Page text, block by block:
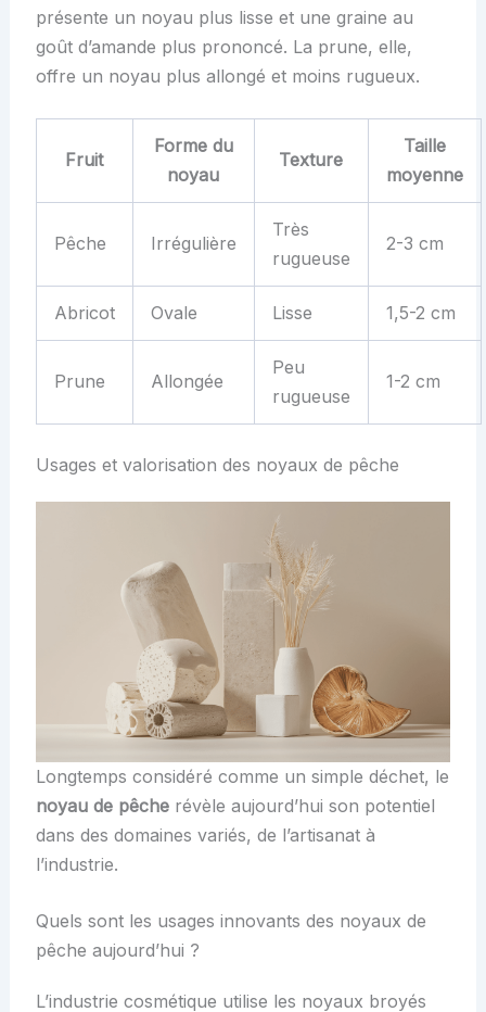
présente un noyau plus lisse et une graine au
goût d’amande plus prononcé. La prune, elle,
offre un noyau plus allongé et moins rugueux.
Fruit
Forme du
noyau
Texture
Taille
moyenne
Pêche Irrégulière
Très
rugueuse
2-3 cm
Abricot Ovale Lisse 1,5-2 cm
Prune Allongée
Peu
rugueuse
1-2 cm
Usages et valorisation des noyaux de pêche
Longtemps considéré comme un simple déchet, le
noyau de pêcherévèle aujourd’hui son potentiel
dans des domaines variés, de l’artisanat à
l’industrie.
Quels sont les usages innovants des noyaux de
pêche aujourd’hui ?
L’industrie cosmétique utilise les noyaux broyés